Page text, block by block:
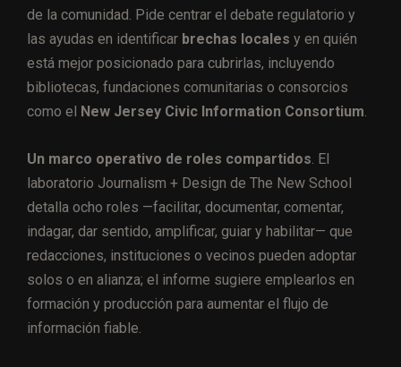
de la comunidad. Pide centrar el debate regulatorio y
las ayudas en identificar brechas locales y en quién
está mejor posicionado para cubrirlas, incluyendo
bibliotecas, fundaciones comunitarias o consorcios
como el New Jersey Civic Information Consortium
Un marco operativo de roles compartidos . El
laboratorio Journalism + Design de The New School
detalla ocho roles —facilitar, documentar, comentar,
indagar, dar sentido, amplificar, guiar y habilitar— que
redacciones, instituciones o vecinos pueden adoptar
solos o en alianza; el informe sugiere emplearlos en
formación y producción para aumentar el flujo de
información fiable.